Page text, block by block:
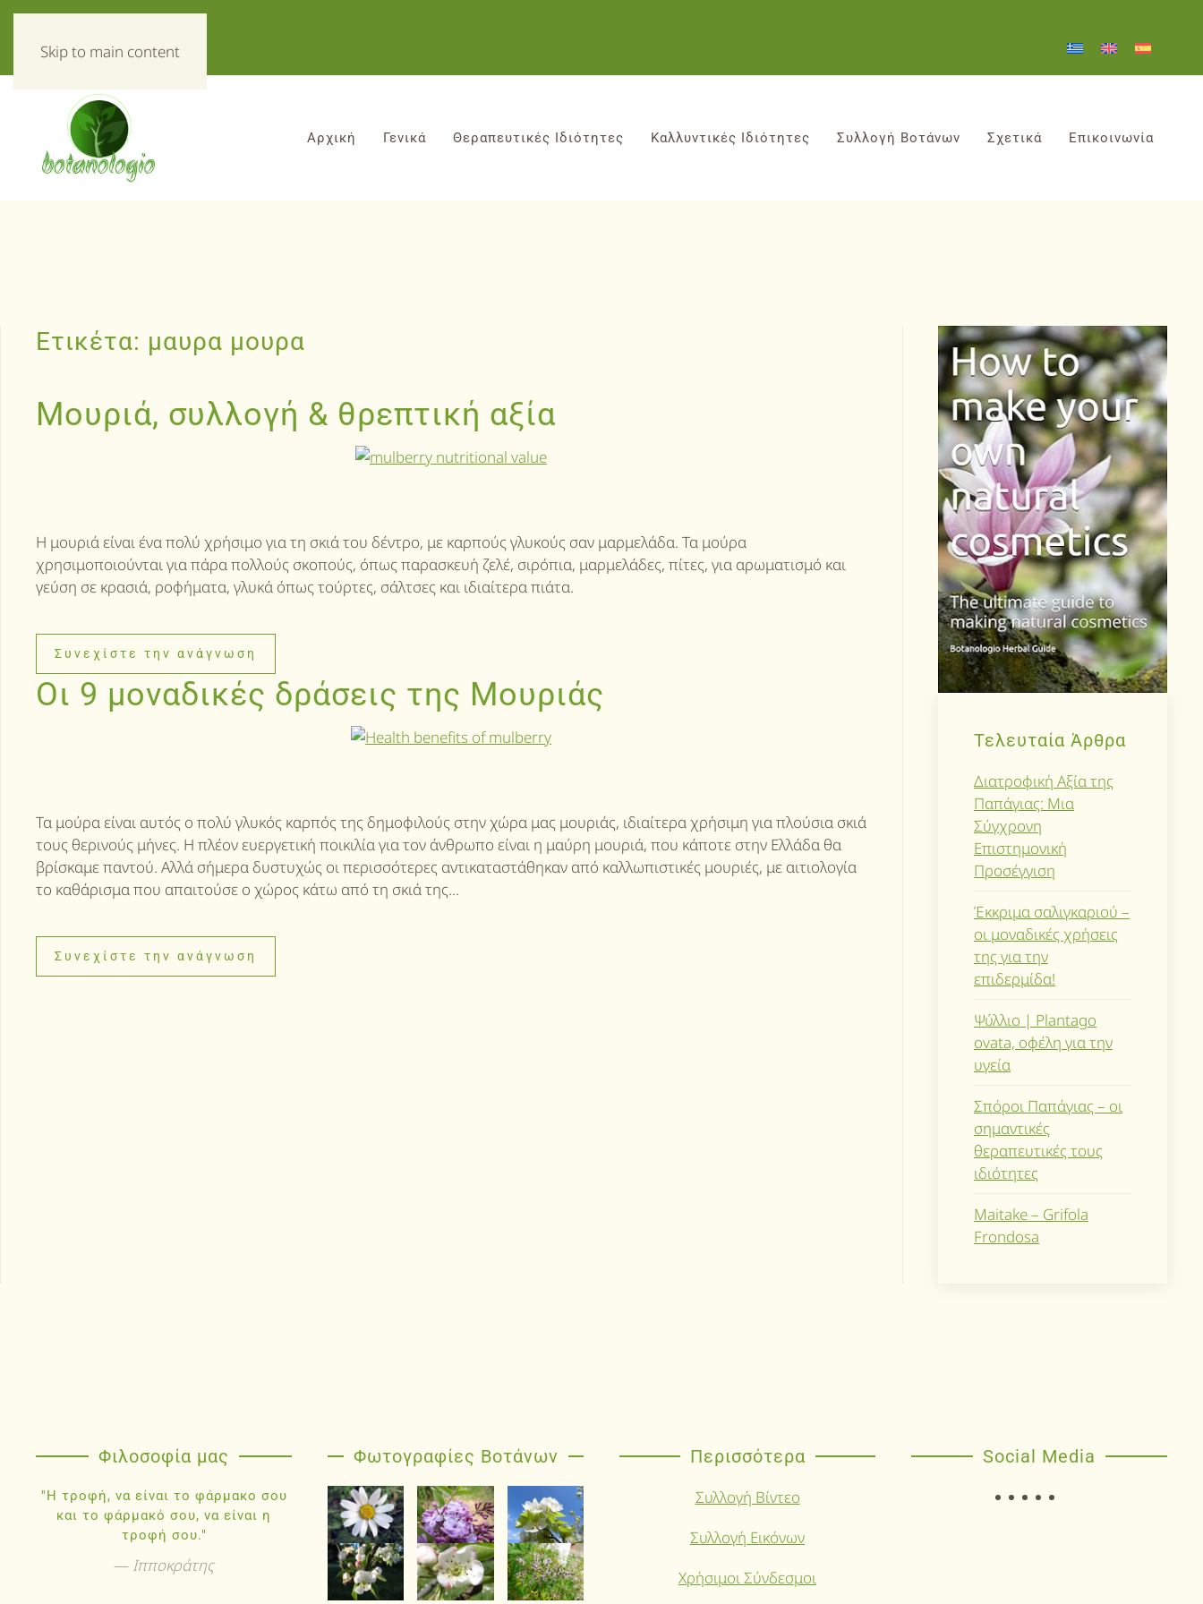
Skip to main content
Αρχική Γενικά Θεραπευτικές Ιδιότητες Καλλυντικές Ιδιότητες Συλλογή Βοτάνων Σχετικά Επικοινωνία
Ετικέτα: μαυρα μουρα
Μουριά, συλλογή & θρεπτική αξία
Η μουριά είναι ένα πολύ χρήσιμο για τη σκιά του δέντρο, με καρπούς γλυκούς σαν μαρμελάδα. Τα μούρα
χρησιμοποιούνται για πάρα πολλούς σκοπούς, όπως παρασκευή ζελέ, σιρόπια, μαρμελάδες, πίτες, για αρωματισμό και
γεύση σε κρασιά, ροφήματα, γλυκά όπως τούρτες, σάλτσες και ιδιαίτερα πιάτα.
Συνεχίστε την ανάγνωση
Οι 9 μοναδικές δράσεις της Μουριάς
Τα μούρα είναι αυτός ο πολύ γλυκός καρπός της δημοφιλούς στην χώρα μας μουριάς, ιδιαίτερα χρήσιμη για πλούσια σκιά
τους θερινούς μήνες. Η πλέον ευεργετική ποικιλία για τον άνθρωπο είναι η μαύρη μουριά, που κάποτε στην Ελλάδα θα
βρίσκαμε παντού. Αλλά σήμερα δυστυχώς οι περισσότερες αντικαταστάθηκαν από καλλωπιστικές μουριές, με αιτιολογία
το καθάρισμα που απαιτούσε ο χώρος κάτω από τη σκιά της...
Συνεχίστε την ανάγνωση
Τελευταία Άρθρα
Διατροφική Αξία της
Παπάγιας: Μια
Σύγχρονη
Επιστημονική
Προσέγγιση
Έκκριμα σαλιγκαριού –
οι μοναδικές χρήσεις
της για την
επιδερμίδα!
Ψύλλιο | Plantago
ovata, οφέλη για την
υγεία
Σπόροι Παπάγιας – οι
σημαντικές
θεραπευτικές τους
ιδιότητες
Maitake – Grifola
Frondosa
Φιλοσοφία μας
"Η τροφή, να είναι το φάρμακο σου
και το φάρμακό σου, να είναι η
τροφή σου."
Ιπποκράτης
Φωτογραφίες Βοτάνων Περισσότερα
Συλλογή Βίντεο
Συλλογή Εικόνων
Χρήσιμοι Σύνδεσμοι
Social Media